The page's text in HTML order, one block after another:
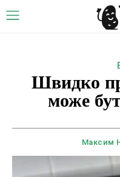
Швидко
може
Максим